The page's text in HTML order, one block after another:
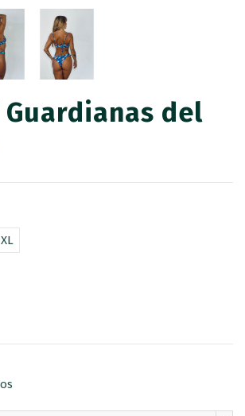
Guardianas del
XL
MAR